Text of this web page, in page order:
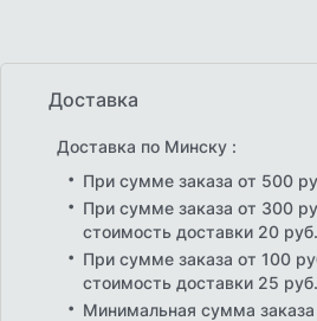
Доставка
Доставка по Минску :
При сумме заказа от 500
При сумме заказа от 300
стоимость доставки 20 руб.
При сумме заказа от 100
стоимость доставки 25 руб.
Минимальная сумма